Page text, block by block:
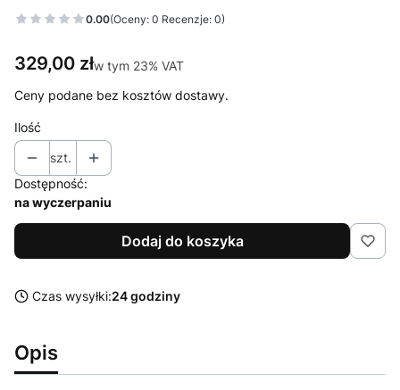
0.00(Oceny: 0 Recenzje: 0)
Cena
329,00 złw tym 23% VAT
w tym 23% VAT
Ceny podane bez kosztów dostawy.
Ilość
szt.
Dostępność:
na wyczerpaniu
Dodaj do koszyka
Czas wysyłki:24 godziny
Opis